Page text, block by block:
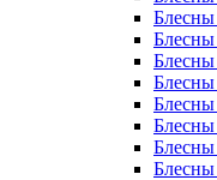
Блесны
Блесны
Блесны